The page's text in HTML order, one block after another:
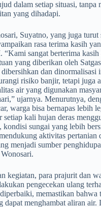
dalam setiap situasi, tanpa
yang dihadapi.
Suyatno, yang juga turut
rasa terima kasih
sangat berterima kasih
yang diberikan oleh
dan dinormalisasi
risiko banjir, tetapi juga
air yang digunakan
ujarnya. Menurutnya,
warga bisa bernapas lebih
setiap kali hujan deras
kondisi sungai yang lebih
aktivitas pertanian
menjadi sumber
kegiatan, para prajurit dan
pengecekan ulang
memastikan bahwa
dapat menghambat aliran air.